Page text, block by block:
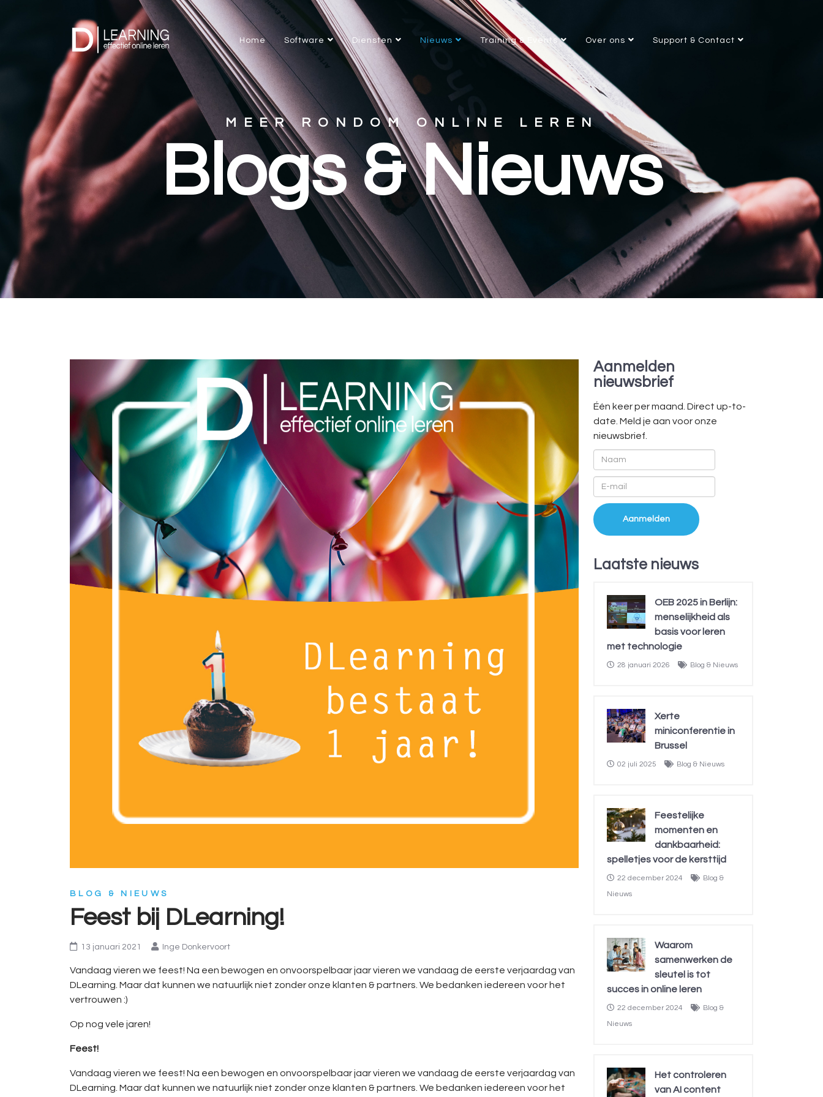
Home Software Diensten Nieuws Training & Events Over ons Support & Contact
MEER RONDOM ONLINE LEREN
Blogs & Nieuws
BLOG & NIEUWS
Feest bij DLearning!
Inge Donkervoort
13 januari 2021
Vandaag vieren we feest! Na een bewogen en onvoorspelbaar jaar vieren we vandaag de eerste verjaardag van
DLearning. Maar dat kunnen we natuurlijk niet zonder onze klanten & partners. We bedanken iedereen voor het
vertrouwen :)
Op nog vele jaren!
Feest!
Vandaag vieren we feest! Na een bewogen en onvoorspelbaar jaar vieren we vandaag de eerste verjaardag van
DLearning. Maar dat kunnen we natuurlijk niet zonder onze klanten & partners. We bedanken iedereen voor het
Aanmelden
nieuwsbrief
Één keer per maand. Direct up-to-
date. Meld je aan voor onze
nieuwsbrief.
Laatste nieuws
OEB 2025 in Berlijn:
menselijkheid als
basis voor leren
met technologie
28 januari 2026 Blog & Nieuws
Xerte
miniconferentie in
Brussel
02 juli 2025 Blog & Nieuws
Feestelijke
momenten en
dankbaarheid:
spelletjes voor de kersttijd
22 december 2024
Blog &
Nieuws
Waarom
samenwerken de
sleutel is tot
succes in online leren
22 december 2024
Blog &
Nieuws
Het controleren
van AI content